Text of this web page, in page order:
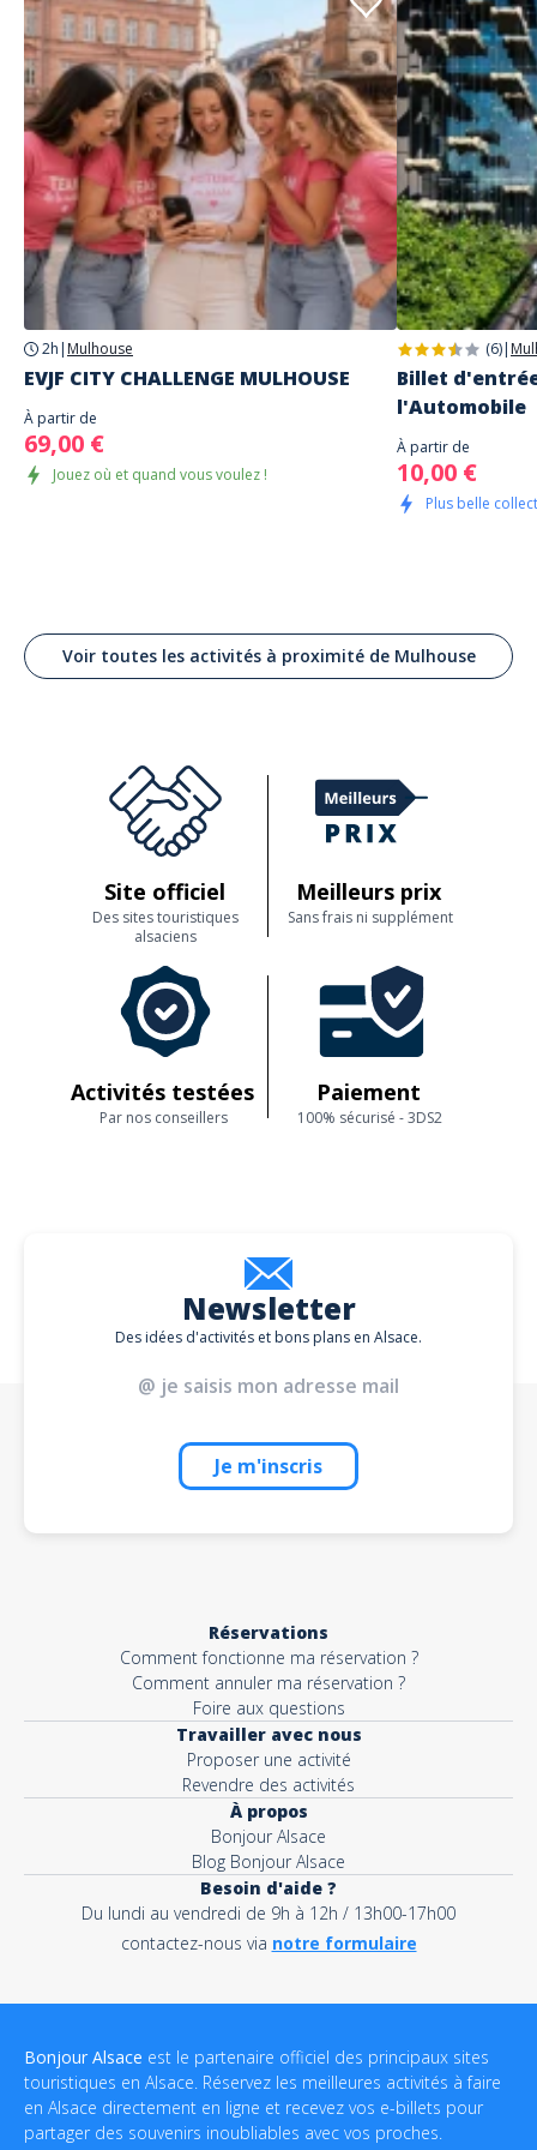
2h | Mulhouse
EVJF CITY CHALLENGE MULHOUSE
À partir de
69,00 €
Jouez où et quand vous voulez !
(6)|
Billet
l'Automobile
À partir de
10,00 €
Plus belle
Voir toutes les activités à proximité de Mulhouse
Site officiel
Des sites touristiques
alsaciens
Meilleurs prix
Sans frais ni supplément
Activités testées
Par nos conseillers
Paiement
100% sécurisé - 3DS2
Newsletter
Des idées d'activités et bons plans en Alsace.
Je m'inscris
Réservations
Comment fonctionne ma réservation ?
Comment annuler ma réservation ?
Foire aux questions
Travailler avec nous
Proposer une activité
Revendre des activités
À propos
Bonjour Alsace
Blog Bonjour Alsace
Besoin d'aide ?
Du lundi au vendredi de 9h à 12h / 13h00-17h00
contactez-nous via notre formulaire
Bonjour Alsace est le partenaire officiel des principaux sites
touristiques en Alsace. Réservez les meilleures activités à faire
en Alsace directement en ligne et recevez vos e-billets pour
partager des souvenirs inoubliables avec vos proches.